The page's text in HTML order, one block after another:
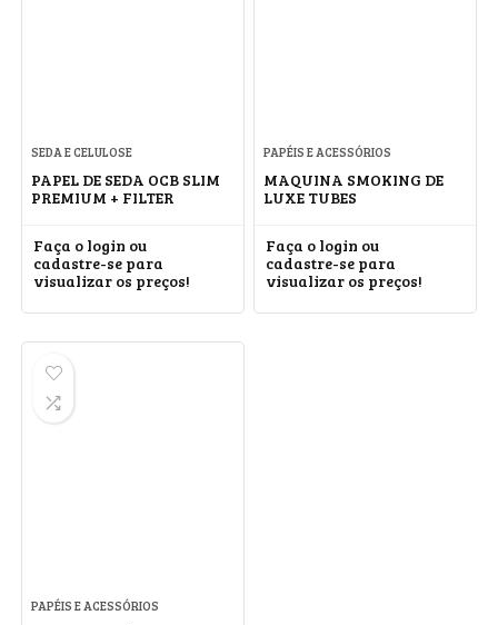
SEDA E CELULOSE
PAPEL DE SEDA OCB SLIM
PREMIUM + FILTER
Faça o login ou
cadastre-se para
visualizar os preços!
PAPÉIS E ACESSÓRIOS
MAQUINA SMOKING DE
LUXE TUBES
Faça o login ou
cadastre-se para
visualizar os preços!
PAPÉIS E ACESSÓRIOS